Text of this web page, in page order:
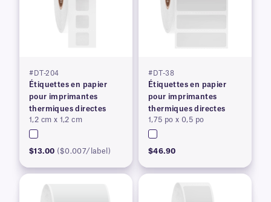
#DT-204
Étiquettes en papier
pour imprimantes
thermiques directes
1,2 cm x 1,2 cm
$13.00 ($0.007/label)
#DT-38
Étiquettes en papier
pour imprimantes
thermiques directes
1,75 po x 0,5 po
$46.90